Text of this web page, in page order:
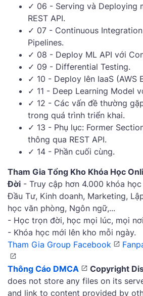
✓ 06 - Serving và Deploying
REST API.
✓ 07 - Continuous
Pipelines.
✓ 08 - Deploy ML API với
✓ 09 - Differential Testing.
✓ 10 - Deploy lên IaaS (AWS
✓ 11 - Deep Learning Model
✓ 12 - Các vấn đề thường
trong quá trình triển khai.
✓ 13 - Phụ lục: Former
thông qua REST API.
✓ 14 - Phần cuối cùng.
Tham Gia Tổng Kho Khóa Học
Đời - Truy cập hơn 4.000 khóa
Đầu Tư, Kinh doanh, Marketing,
học văn phòng, Ngôn ngữ,...
- Học trọn đời, học mọi lúc, mọi
- Khóa học mới lên kho mỗi ngày.
Tham Gia Group Facebook
Thông Cáo DMCA Copyright
does not store any files on its
and link to content provided by